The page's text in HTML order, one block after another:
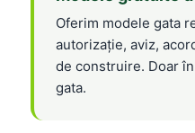
Oferim modele gata
autorizație, aviz,
de construire. Doar
gata.